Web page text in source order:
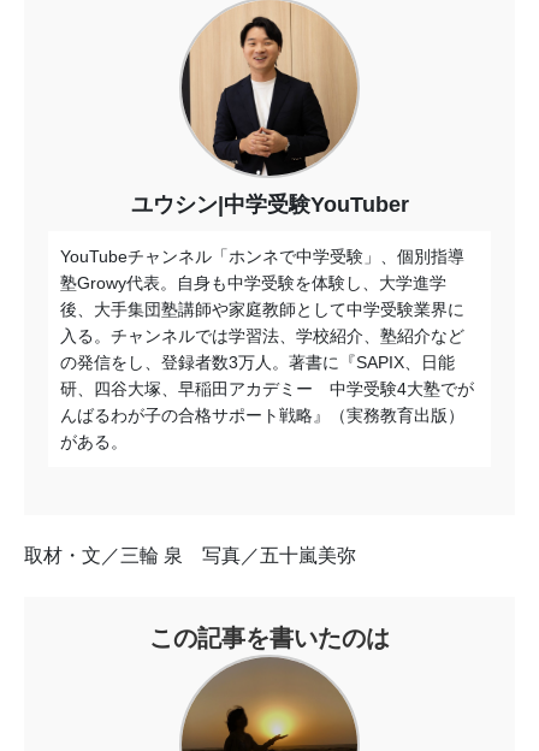
ユウシン|中学受験YouTuber
YouTubeチャンネル「ホンネで中学受験」、個別指導
塾Growy代表。自身も中学受験を体験し、大学進学
後、大手集団塾講師や家庭教師として中学受験業界に
入る。チャンネルでは学習法、学校紹介、塾紹介など
の発信をし、登録者数3万人。著書に『SAPIX、日能
研、四谷大塚、早稲田アカデミー 中学受験4大塾でが
んばるわが子の合格サポート戦略』（実務教育出版）
がある。
取材・文／三輪 泉 写真／五十嵐美弥
この記事を書いたのは